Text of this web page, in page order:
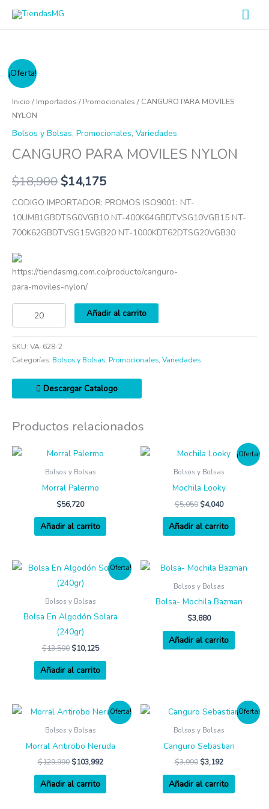
¡Oferta!
Inicio / Importados / Promocionales / CANGURO PARA MOVILES
NYLON
Bolsos y Bolsas, Promocionales, Variedades
CANGURO PARA MOVILES NYLON
$18,900$14,175
CODIGO IMPORTADOR: PROMOS ISO9001: NT-
10UM81GBDTSG0VGB10 NT-400K64GBDTVSG10VGB15 NT-
700K62GBDTVSG15VGB20 NT-1000KDT62DTSG20VGB30
https://tiendasmg.com.co/producto/canguro-
para-moviles-nylon/
CANGURO
PARA
MOVILES
NYLON
cantidad
Añadir al carrito
SKU: VA-628-2
Categorías: Bolsos y Bolsas, Promocionales, Variedades
Descargar Catalogo
Productos relacionados
Bolsos y Bolsas
Morral Palermo
$56,720
Añadir al carrito
¡Oferta!
Bolsos y Bolsas
Mochila Looky
$5,050 $4,040
Añadir al carrito
¡Oferta!
Bolsos y Bolsas
Bolsa En Algodón Solara
(240gr)
$13,500 $10,125
Añadir al carrito
Bolsos y Bolsas
Bolsa- Mochila Bazman
$3,880
Añadir al carrito
¡Oferta!
Bolsos y Bolsas
Morral Antirobo Neruda
$129,990 $103,992
Añadir al carrito
¡Oferta!
Bolsos y Bolsas
Canguro Sebastian
$3,990 $3,192
Añadir al carrito